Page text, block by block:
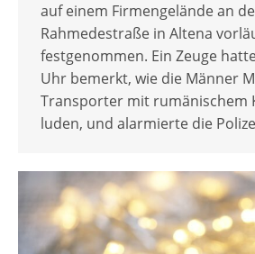
auf einem Firmengelände an
Rahmedestraße in Altena
festgenommen. Ein Zeuge
Uhr bemerkt, wie die Männer
Transporter mit rumänischem
luden, und alarmierte die